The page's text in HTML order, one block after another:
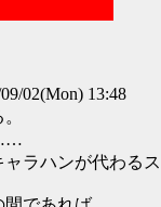
02(Mon) 13:48
ラハンが代わるス